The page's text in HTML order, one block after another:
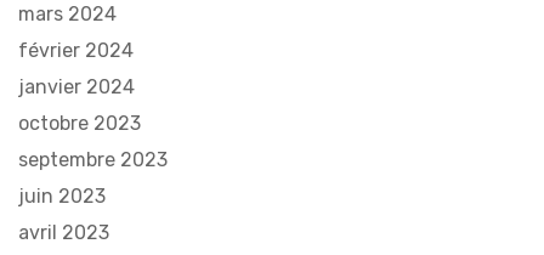
mars 2024
février 2024
janvier 2024
octobre 2023
septembre 2023
juin 2023
avril 2023